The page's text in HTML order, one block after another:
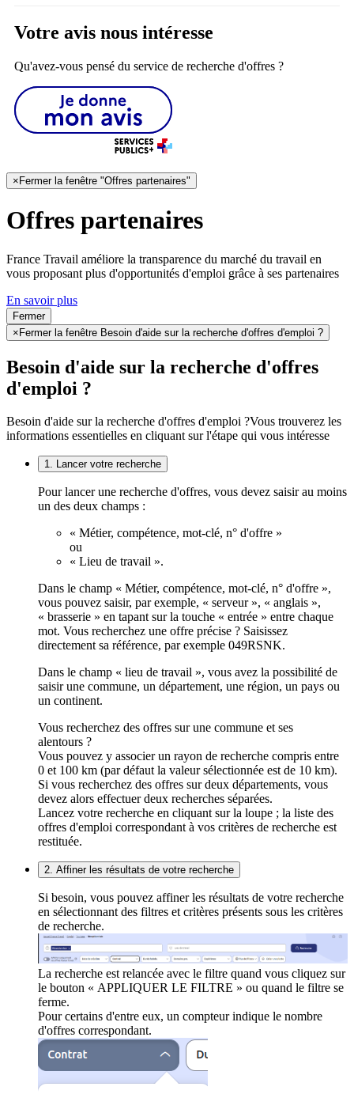
Votre avis nous intéresse
Qu'avez-vous pensé du service de recherche d'offres ?
× Fermer la fenêtre "Offres partenaires"
Offres partenaires
France Travail améliore la transparence du marché du travail en
vous proposant plus d'opportunités d'emploi grâce à ses partenaires
En savoir plus
Fermer
×Fermer la fenêtre Besoin d'aide sur la recherche d'offres d'emploi ?
Besoin d'aide sur la recherche d'offres
d'emploi ?
Besoin d'aide sur la recherche d'offres d'emploi ?Vous trouverez les
informations essentielles en cliquant sur l'étape qui vous intéresse
1. Lancer votre recherche
Pour lancer une recherche d'offres, vous devez saisir au moins
un des deux champs :
« Métier, compétence, mot-clé, n° d'offre »
ou
« Lieu de travail ».
Dans le champ « Métier, compétence, mot-clé, n° d'offre »,
vous pouvez saisir, par exemple, « serveur », « anglais »,
« brasserie » en tapant sur la touche « entrée » entre chaque
mot. Vous recherchez une offre précise ? Saisissez
directement sa référence, par exemple 049RSNK.
Dans le champ « lieu de travail », vous avez la possibilité de
saisir une commune, un département, une région, un pays ou
un continent.
Vous recherchez des offres sur une commune et ses
alentours ?
Vous pouvez y associer un rayon de recherche compris entre
0 et 100 km (par défaut la valeur sélectionnée est de 10 km).
Si vous recherchez des offres sur deux départements, vous
devez alors effectuer deux recherches séparées.
Lancez votre recherche en cliquant sur la loupe ; la liste des
offres d'emploi correspondant à vos critères de recherche est
restituée.
2. Affiner les résultats de votre recherche
Si besoin, vous pouvez affiner les résultats de votre recherche
en sélectionnant des filtres et critères présents sous les critères
de recherche.
La recherche est relancée avec le filtre quand vous cliquez sur
le bouton « APPLIQUER LE FILTRE » ou quand le filtre se
ferme.
Pour certains d'entre eux, un compteur indique le nombre
d'offres correspondant.